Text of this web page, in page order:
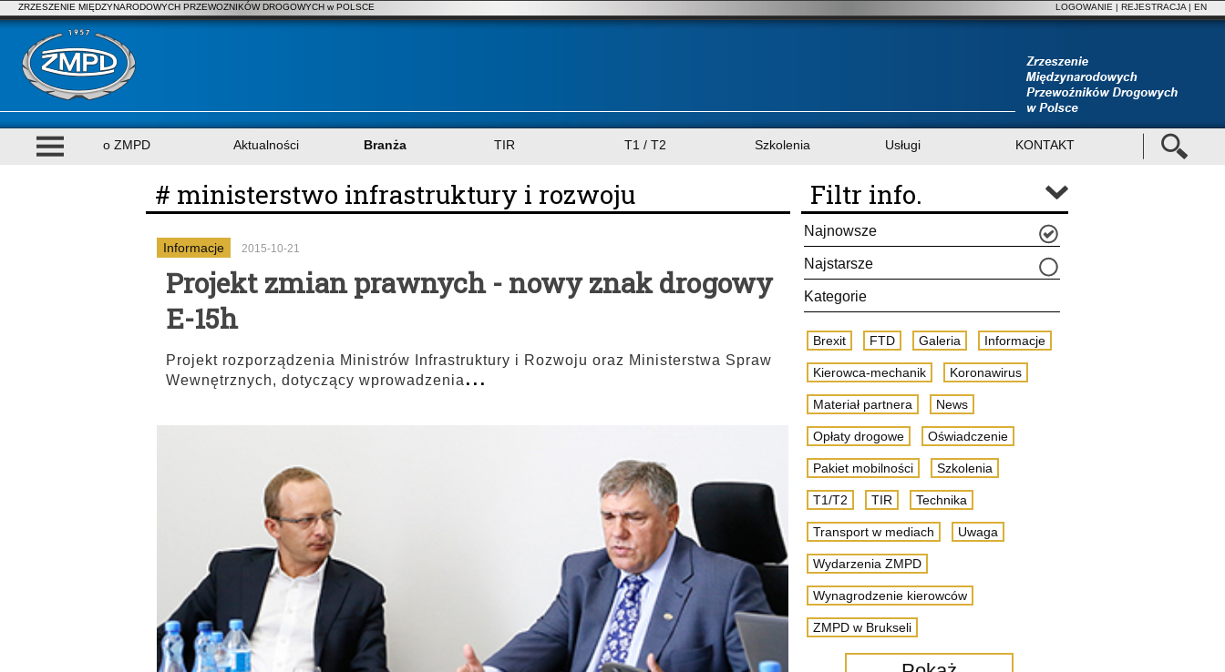
ZRZESZENIE MIĘDZYNARODOWYCH PRZEWOZNIKÓW DROGOWYCH w POLSCE LOGOWANIE | REJESTRACJA | EN
o ZMPD Aktualności Branża TIR T1 / T2 Szkolenia Usługi KONTAKT
# ministerstwo infrastruktury i rozwoju
Informacje 2015-10-21
Projekt zmian prawnych - nowy znak drogowy
E-15h
Projekt rozporządzenia Ministrów Infrastruktury i Rozwoju oraz Ministerstwa Spraw
Wewnętrznych, dotyczący wprowadzenia ...
Filtr info.
Najnowsze
Najstarsze
Kategorie
Brexit FTD Galeria Informacje
Kierowca-mechanik Koronawirus
Materiał partnera News
Opłaty drogowe Oświadczenie
Pakiet mobilności Szkolenia
T1/T2 TIR Technika
Transport w mediach Uwaga
Wydarzenia ZMPD
Wynagrodzenie kierowców
ZMPD w Brukseli